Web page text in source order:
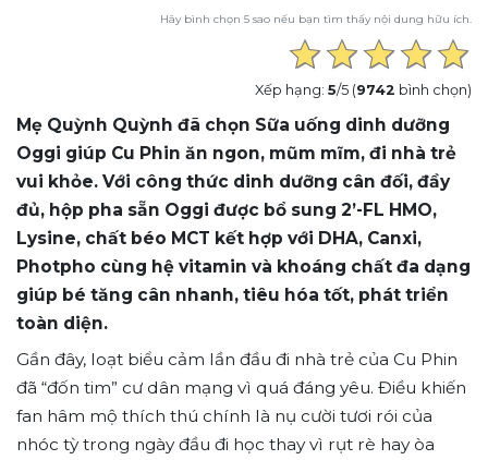
Hãy bình chọn 5 sao nếu bạn tìm thấy nội dung hữu ích.
Xếp hạng: 5/5 (9742 bình chọn)
Mẹ Quỳnh Quỳnh đã chọn Sữa uống dinh dưỡng
Oggi giúp Cu Phin ăn ngon, mũm mĩm, đi nhà trẻ
vui khỏe. Với công thức dinh dưỡng cân đối, đầy
đủ, hộp pha sẵn Oggi được bổ sung 2’-FL HMO,
Lysine, chất béo MCT kết hợp với DHA, Canxi,
Photpho cùng hệ vitamin và khoáng chất đa dạng
giúp bé tăng cân nhanh, tiêu hóa tốt, phát triển
toàn diện.
Gần đây, loạt biểu cảm lần đầu đi nhà trẻ của Cu Phin
đã “đốn tim” cư dân mạng vì quá đáng yêu. Điều khiến
fan hâm mộ thích thú chính là nụ cười tươi rói của
nhóc tỳ trong ngày đầu đi học thay vì rụt rè hay òa